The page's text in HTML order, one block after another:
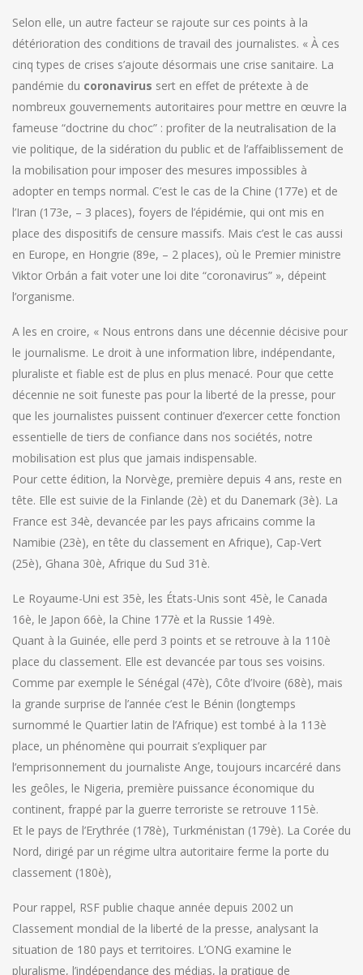
Selon elle, un autre facteur se rajoute sur ces points à la
détérioration des conditions de travail des journalistes. « À ces
cinq types de crises s’ajoute désormais une crise sanitaire. La
pandémie du coronavirus sert en effet de prétexte à de
nombreux gouvernements autoritaires pour mettre en œuvre la
fameuse “doctrine du choc” : profiter de la neutralisation de la
vie politique, de la sidération du public et de l’affaiblissement de
la mobilisation pour imposer des mesures impossibles à
adopter en temps normal. C’est le cas de la Chine (177e) et de
l’Iran (173e, – 3 places), foyers de l’épidémie, qui ont mis en
place des dispositifs de censure massifs. Mais c’est le cas aussi
en Europe, en Hongrie (89e, – 2 places), où le Premier ministre
Viktor Orbán a fait voter une loi dite “coronavirus” », dépeint
l’organisme.
A les en croire, « Nous entrons dans une décennie décisive pour
le journalisme. Le droit à une information libre, indépendante,
pluraliste et fiable est de plus en plus menacé. Pour que cette
décennie ne soit funeste pas pour la liberté de la presse, pour
que les journalistes puissent continuer d’exercer cette fonction
essentielle de tiers de confiance dans nos sociétés, notre
mobilisation est plus que jamais indispensable.
Pour cette édition, la Norvège, première depuis 4 ans, reste en
tête. Elle est suivie de la Finlande (2è) et du Danemark (3è). La
France est 34è, devancée par les pays africains comme la
Namibie (23è), en tête du classement en Afrique), Cap-Vert
(25è), Ghana 30è, Afrique du Sud 31è.
Le Royaume-Uni est 35è, les États-Unis sont 45è, le Canada
16è, le Japon 66è, la Chine 177è et la Russie 149è.
Quant à la Guinée, elle perd 3 points et se retrouve à la 110è
place du classement. Elle est devancée par tous ses voisins.
Comme par exemple le Sénégal (47è), Côte d’Ivoire (68è), mais
la grande surprise de l’année c’est le Bénin (longtemps
surnommé le Quartier latin de l’Afrique) est tombé à la 113è
place, un phénomène qui pourrait s’expliquer par
l’emprisonnement du journaliste Ange, toujours incarcéré dans
les geôles, le Nigeria, première puissance économique du
continent, frappé par la guerre terroriste se retrouve 115è.
Et le pays de l’Erythrée (178è), Turkménistan (179è). La Corée du
Nord, dirigé par un régime ultra autoritaire ferme la porte du
classement (180è),
Pour rappel, RSF publie chaque année depuis 2002 un
Classement mondial de la liberté de la presse, analysant la
situation de 180 pays et territoires. L’ONG examine le
pluralisme, l’indépendance des médias, la pratique de